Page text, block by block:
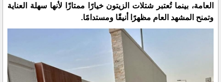
العامة، بينما تُعتبر شتلات الزيتون خيارًا ممتازًا لأنها سهلة العناية
وتمنح المشهد العام مظهرًا أنيقًا ومستدامًا.